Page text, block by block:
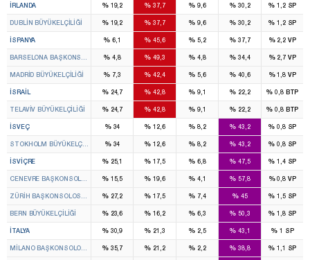
İRLANDA %19,2 % 37,7 % 9,6 % 30,2 % 1,2 SP
DUBLIN BÜYÜKELÇILIĞI %19,2 % 37,7 % 9,6 % 30,2 % 1,2 SP
İSPANYA % 6,1 % 45,6 % 5,2 % 37,7 %2,2VP
BARSELONA BAŞKONSOLOSLUĞU
% 4,8 % 49,3 % 4,8 % 34,4 %2,7VP
MADRID BÜYÜKELÇILIĞI % 7,3 % 42,4 % 5,6 % 40,6 %1,8VP
İSRAIL %24,7 % 42,8 % 9,1 % 22,2 % 0,8 BTP
TELAVIV BÜYÜKELÇILIĞI %24,7 % 42,8 % 9,1 % 22,2 % 0,8 BTP
İSVEÇ %34 % 12,6 % 8,2 % 43,2 % 0,8 SP
STOKHOLM BÜYÜKELÇILIĞI %34 % 12,6 % 8,2 % 43,2 % 0,8 SP
İSVIÇRE %25,1 % 17,5 % 6,8 % 47,5 % 1,4 SP
CENEVRE BAŞKONSOLOSLUĞU
%15,5 % 19,6 % 4,1 % 57,8 %0,8VP
ZÜRIH BAŞKONSOLOSLUĞU %27,2 % 17,5 % 7,4 %45 % 1,5 SP
BERN BÜYÜKELÇILIĞI %23,6 % 16,2 % 6,3 % 50,3 % 1,8 SP
İTALYA %30,9 % 21,3 % 2,5 % 43,1 %1 SP
MILANO BAŞKONSOLOSLUĞU%35,7 % 21,2 % 2,2 % 38,8 % 1,1 SP